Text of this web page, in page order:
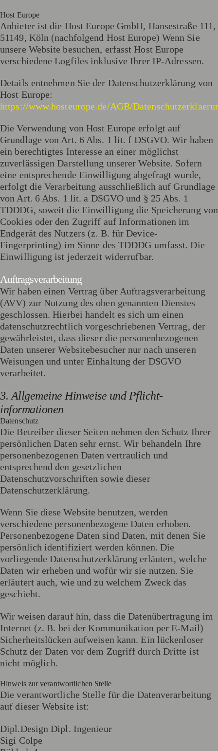
Host Europe
Anbieter ist die Host Europe GmbH, Hansestraße 111,
51149, Köln (nachfolgend Host Europe) Wenn Sie
unsere Website besuchen, erfasst Host Europe
verschiedene Logfiles inklusive Ihrer IP-Adressen.
Details entnehmen Sie der Datenschutzerklärung von
Host Europe:
https://www.hosteurope.de/AGB/
Die Verwendung von Host Europe erfolgt auf
Grundlage von Art. 6 Abs. 1 lit. f DSGVO. Wir haben
ein berechtigtes Interesse an einer möglichst
zuverlässigen Darstellung unserer Website. Sofern
eine entsprechende Einwilligung abgefragt wurde,
erfolgt die Verarbeitung ausschließlich auf Grundlage
von Art. 6 Abs. 1 lit. a DSGVO und § 25 Abs. 1
TDDDG, soweit die Einwilligung die Speicherung von
Cookies oder den Zugriff auf Informationen im
Endgerät des Nutzers (z. B. für Device-
Fingerprinting) im Sinne des TDDDG umfasst. Die
Einwilligung ist jederzeit widerrufbar.
Auftragsverarbeitung
Wir haben einen Vertrag über Auftragsverarbeitung
(AVV) zur Nutzung des oben genannten Dienstes
geschlossen. Hierbei handelt es sich um einen
datenschutzrechtlich vorgeschriebenen Vertrag, der
gewährleistet, dass dieser die personenbezogenen
Daten unserer Websitebesucher nur nach unseren
Weisungen und unter Einhaltung der DSGVO
verarbeitet.
3. Allgemeine Hinweise und Pflicht­
informationen
Datenschutz
Die Betreiber dieser Seiten nehmen den Schutz Ihrer
persönlichen Daten sehr ernst. Wir behandeln Ihre
personenbezogenen Daten vertraulich und
entsprechend den gesetzlichen
Datenschutzvorschriften sowie dieser
Datenschutzerklärung.
Wenn Sie diese Website benutzen, werden
verschiedene personenbezogene Daten erhoben.
Personenbezogene Daten sind Daten, mit denen Sie
persönlich identifiziert werden können. Die
vorliegende Datenschutzerklärung erläutert, welche
Daten wir erheben und wofür wir sie nutzen. Sie
erläutert auch, wie und zu welchem Zweck das
geschieht.
Wir weisen darauf hin, dass die Datenübertragung im
Internet (z. B. bei der Kommunikation per E-Mail)
Sicherheitslücken aufweisen kann. Ein lückenloser
Schutz der Daten vor dem Zugriff durch Dritte ist
nicht möglich.
Hinweis zur verantwortlichen Stelle
Die verantwortliche Stelle für die Datenverarbeitung
auf dieser Website ist:
Dipl.Design Dipl. Ingenieur
Sigi Colpe